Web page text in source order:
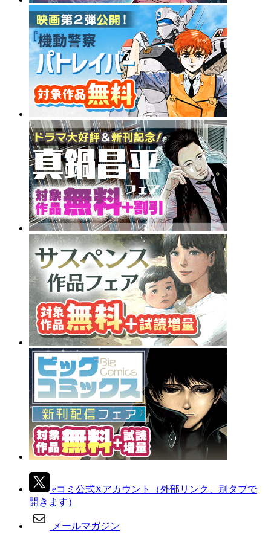
eコミ公式Xアカウント
（外部リンク、別タブで
開きます）
メールマガジン